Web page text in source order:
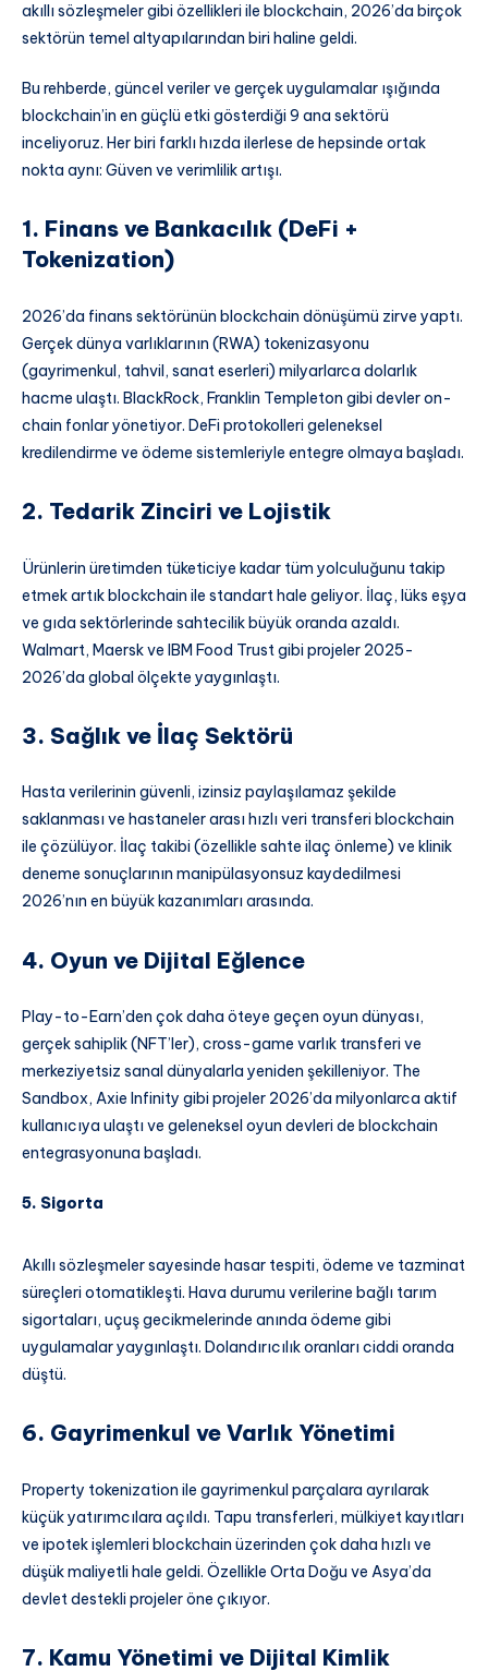
akıllı sözleşmeler gibi özellikleri ile blockchain, 2026’da birçok
sektörün temel altyapılarından biri haline geldi.
Bu rehberde, güncel veriler ve gerçek uygulamalar ışığında
blockchain’in en güçlü etki gösterdiği 9 ana sektörü
inceliyoruz. Her biri farklı hızda ilerlese de hepsinde ortak
nokta aynı: Güven ve verimlilik artışı.
1. Finans ve Bankacılık (DeFi +
Tokenization)
2026’da finans sektörünün blockchain dönüşümü zirve yaptı.
Gerçek dünya varlıklarının (RWA) tokenizasyonu
(gayrimenkul, tahvil, sanat eserleri) milyarlarca dolarlık
hacme ulaştı. BlackRock, Franklin Templeton gibi devler on-
chain fonlar yönetiyor. DeFi protokolleri geleneksel
kredilendirme ve ödeme sistemleriyle entegre olmaya başladı.
2. Tedarik Zinciri ve Lojistik
Ürünlerin üretimden tüketiciye kadar tüm yolculuğunu takip
etmek artık blockchain ile standart hale geliyor. İlaç, lüks eşya
ve gıda sektörlerinde sahtecilik büyük oranda azaldı.
Walmart, Maersk ve IBM Food Trust gibi projeler 2025-
2026’da global ölçekte yaygınlaştı.
3. Sağlık ve İlaç Sektörü
Hasta verilerinin güvenli, izinsiz paylaşılamaz şekilde
saklanması ve hastaneler arası hızlı veri transferi blockchain
ile çözülüyor. İlaç takibi (özellikle sahte ilaç önleme) ve klinik
deneme sonuçlarının manipülasyonsuz kaydedilmesi
2026’nın en büyük kazanımları arasında.
4. Oyun ve Dijital Eğlence
Play-to-Earn’den çok daha öteye geçen oyun dünyası,
gerçek sahiplik (NFT’ler), cross-game varlık transferi ve
merkeziyetsiz sanal dünyalarla yeniden şekilleniyor. The
Sandbox, Axie Infinity gibi projeler 2026’da milyonlarca aktif
kullanıcıya ulaştı ve geleneksel oyun devleri de blockchain
entegrasyonuna başladı.
5. Sigorta
Akıllı sözleşmeler sayesinde hasar tespiti, ödeme ve tazminat
süreçleri otomatikleşti. Hava durumu verilerine bağlı tarım
sigortaları, uçuş gecikmelerinde anında ödeme gibi
uygulamalar yaygınlaştı. Dolandırıcılık oranları ciddi oranda
düştü.
6. Gayrimenkul ve Varlık Yönetimi
Property tokenization ile gayrimenkul parçalara ayrılarak
küçük yatırımcılara açıldı. Tapu transferleri, mülkiyet kayıtları
ve ipotek işlemleri blockchain üzerinden çok daha hızlı ve
düşük maliyetli hale geldi. Özellikle Orta Doğu ve Asya’da
devlet destekli projeler öne çıkıyor.
7. Kamu Yönetimi ve Dijital Kimlik